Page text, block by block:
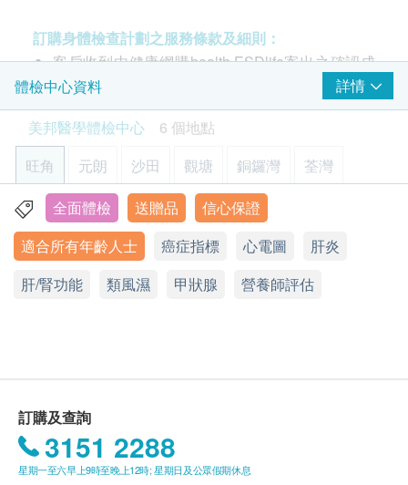
$150 百佳電子禮券
3 基本項目
基本健康評估
血壓
體質指標
身高
脈搏率
詳細醫學問卷
體重
血脂
總膽固醇
糖尿
血糖
肝炎伸延檢查
針對甲型肝炎免疫能力和乙型肝炎E抗原等較少在體檢中包含
檢查項目及檢測乙型肝炎表面抗體以判斷是否存有乙型肝炎免
疫。
HK$499.0
肺部問題伸延檢查
包括針對非小細胞肺癌及小細胞肺癌腫瘤標誌物含量及X光肺
平片項目
*此項目不適用於觀塘分店
HK$750.0
愛滋病抗體一及二
檢查血液內愛滋病抗體，有助檢驗是否感染愛滋病病毒
340.0
多器官疾病問題指標 (鐵蛋白)
鐵蛋白水平升高反映某身體器官或組織受損
HK$385.0
特別抗原 PSA 或 肝 (甲種胎兒蛋白 AFP) 或 大腸
(癌胚抗原 CEA) 或 胰臟 (CA199 癌抗原) 或 卵巢
(CA125 癌抗原) 或 乳房 (CA153 癌抗原)
高敏度心肌肌鈣蛋白 I (hs-Troponin I) — 心肌受損標
誌
心肌受損，如急性心肌梗塞、急性冠狀動脈疾病，
高敏度心肌肌鈣蛋白 I (hs-Troponin I)才會升高。可
以作為近期心肌梗塞或再梗塞的判斷依據，也可以
用來預測梗塞範圍以及預防。
甚至在毫無病徵的情況下，能準確地測試出心臟病
訂購身體檢查計劃之服務條款及細則：
客戶收到由健康網購health.ESDlife寄出之確認成
功付款電郵後，美邦醫學體檢中心將於隨後1-2個
工作天的辦公時間內，致電客戶預約身體檢查的時
間及地點。客戶亦可致電查詢或在訂單確認後1個
工作天致電該中心預約 (電話：2369 0680)。
購買計劃後可安排由健康網購health.ESDlife發出
的正式收據，並於7-14個工作天後寄出。客戶可於
購買時提出收據要求，或經以下方法聯絡客戶服務
員: 電郵 (support@esdlife.com) 或電話 (3151
2288)。
健康檢查計劃只適用於10歲或以上之人士
核實無誤後可提供服務。
(2) 沒有家長或監護人陪同者
體檢中心資料
詳情
美邦醫學體檢中心
6 個地點
旺角
元朗 沙田 觀塘 銅鑼灣 荃灣
旺角亞皆老街8號朗豪坊辦公室大樓11樓
顯示地圖
星期一至六︰9:00a.m. – 1:00p.m.; 2:00p.m. – 6:00p.m.
全面體檢 送贈品
信心保證
適合所有年齡人士
癌症指標 心電圖
肝炎
肝/腎功能
類風濕 甲狀腺 營養師評估
訂購及查詢
3151 2288
星期一至六早上9時至晚上12時; 星期日及公眾假期休息